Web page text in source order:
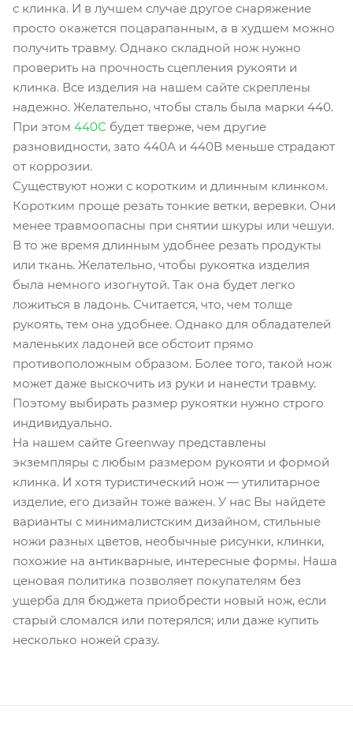
с клинка. И в лучшем случае другое снаряжение
просто окажется поцарапанным, а в худшем можно
получить травму. Однако складной нож нужно
проверить на прочность сцепления рукояти и
клинка. Все изделия на нашем сайте скреплены
надежно. Желательно, чтобы сталь была марки 440.
При этом 440С будет тверже, чем другие
разновидности, зато 440А и 440В меньше страдают
от коррозии.
Существуют ножи с коротким и длинным клинком.
Коротким проще резать тонкие ветки, веревки. Они
менее травмоопасны при снятии шкуры или чешуи.
В то же время длинным удобнее резать продукты
или ткань. Желательно, чтобы рукоятка изделия
была немного изогнутой. Так она будет легко
ложиться в ладонь. Считается, что, чем толще
рукоять, тем она удобнее. Однако для обладателей
маленьких ладоней все обстоит прямо
противоположным образом. Более того, такой нож
может даже выскочить из руки и нанести травму.
Поэтому выбирать размер рукоятки нужно строго
индивидуально.
На нашем сайте Greenway представлены
экземпляры с любым размером рукояти и формой
клинка. И хотя туристический нож — утилитарное
изделие, его дизайн тоже важен. У нас Вы найдете
варианты с минималистским дизайном, стильные
ножи разных цветов, необычные рисунки, клинки,
похожие на антикварные, интересные формы. Наша
ценовая политика позволяет покупателям без
ущерба для бюджета приобрести новый нож, если
старый сломался или потерялся; или даже купить
несколько ножей сразу.